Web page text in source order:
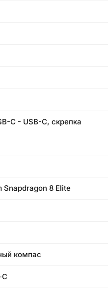
C - USB-C, скрепка
Snapdragon 8 Elite
компас
C